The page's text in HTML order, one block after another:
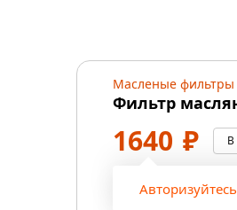
Масленые фильтры
Фильтр
1640 ₽ В
Авторизуйтесь